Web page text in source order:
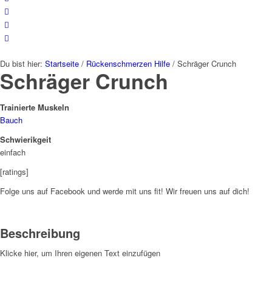
Du bist hier: Startseite / Rückenschmerzen Hilfe / Schräger Crunch
Schräger Crunch
Trainierte Muskeln
Bauch
Schwierikgeit
einfach
[ratings]
Folge uns auf Facebook und werde mit uns fit! Wir freuen uns auf dich!
Beschreibung
Klicke hier, um Ihren eigenen Text einzufügen